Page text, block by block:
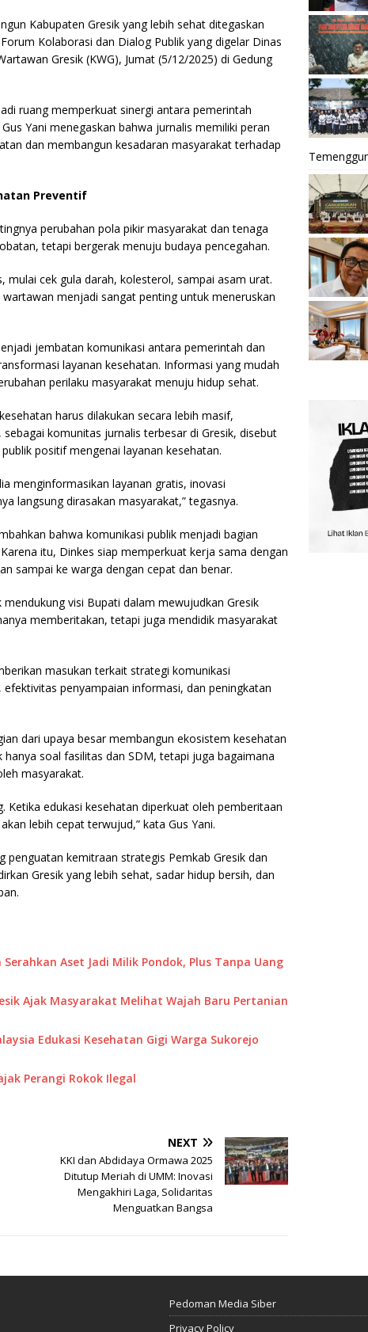
Kabupaten Gresik yang lebih sehat ditegaskan
Kolaborasi dan Dialog Publik yang digelar Dinas
Gresik (KWG), Jumat (5/12/2025) di Gedung
ruang memperkuat sinergi antara pemerintah
Yani menegaskan bahwa jurnalis memiliki peran
dan membangun kesadaran masyarakat terhadap
Preventif
perubahan pola pikir masyarakat dan tenaga
tetapi bergerak menuju budaya pencegahan.
mulai cek gula darah, kolesterol, sampai asam urat.
menjadi sangat penting untuk meneruskan
jembatan komunikasi antara pemerintah dan
layanan kesehatan. Informasi yang mudah
perilaku masyarakat menuju hidup sehat.
harus dilakukan secara lebih masif,
komunitas jurnalis terbesar di Gresik, disebut
positif mengenai layanan kesehatan.
menginformasikan layanan gratis, inovasi
langsung dirasakan masyarakat,” tegasnya.
bahwa komunikasi publik menjadi bagian
itu, Dinkes siap memperkuat kerja sama dengan
sampai ke warga dengan cepat dan benar.
visi Bupati dalam mewujudkan Gresik
memberitakan, tetapi juga mendidik masyarakat
masukan terkait strategi komunikasi
penyampaian informasi, dan peningkatan
dari upaya besar membangun ekosistem kesehatan
soal fasilitas dan SDM, tetapi juga bagaimana
masyarakat.
Ketika edukasi kesehatan diperkuat oleh pemberitaan
lebih cepat terwujud,” kata Gus Yani.
kemitraan strategis Pemkab Gresik dan
Gresik yang lebih sehat, sadar hidup bersih, dan
Aset Jadi Milik Pondok, Plus Tanpa Uang
Ajak Masyarakat Melihat Wajah Baru Pertanian
Edukasi Kesehatan Gigi Warga Sukorejo
Perangi Rokok Ilegal
NEXT
KKI dan Abdidaya Ormawa 2025
Ditutup Meriah di UMM: Inovasi
Mengakhiri Laga, Solidaritas
Menguatkan Bangsa
Pedoman Media Siber
Privacy Policy